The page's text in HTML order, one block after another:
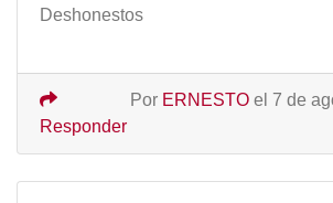
Deshonestos
Por ERNESTO el 7 de
Responder